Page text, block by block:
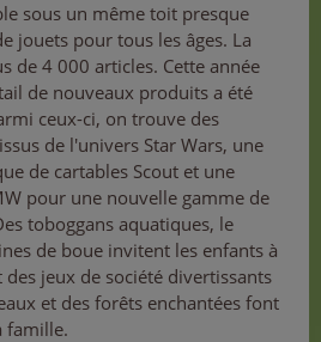
sous un même toit presque
jouets pour tous les âges. La
de 4 000 articles. Cette année
de nouveaux produits a été
ceux-ci, on trouve des
de l'univers Star Wars, une
de cartables Scout et une
pour une nouvelle gamme de
toboggans aquatiques, le
de boue invitent les enfants à
jeux de société divertissants
et des forêts enchantées font
famille.